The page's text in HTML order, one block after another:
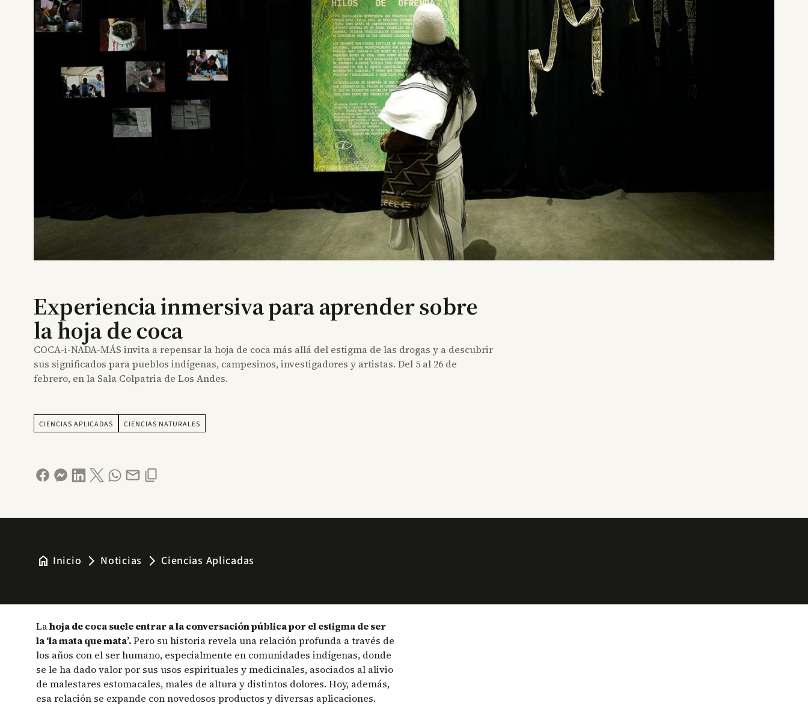
Experiencia inmersiva para aprender sobre
la hoja de coca
COCA-i-NADA-MÁS invita a repensar la hoja de coca más allá del estigma de las drogas y a descubrir
sus significados para pueblos indígenas, campesinos, investigadores y artistas. Del 5 al 26 de
febrero, en la Sala Colpatria de Los Andes.
CIENCIAS APLICADAS CIENCIAS NATURALES
home Inicio arrow_forward_ios Noticias arrow_forward_ios Ciencias Aplicadas
Lahoja de coca suele entrar a la conversación pública por el estigma de ser
la ‘la mata que mata’.Pero su historia revela una relación profunda a través de
los años con el ser humano, especialmente en comunidades indígenas, donde
se le ha dado valor por sus usos espirituales y medicinales, asociados al alivio
de malestares estomacales, males de altura y distintos dolores. Hoy, además,
esa relación se expande con novedosos productos y diversas aplicaciones.